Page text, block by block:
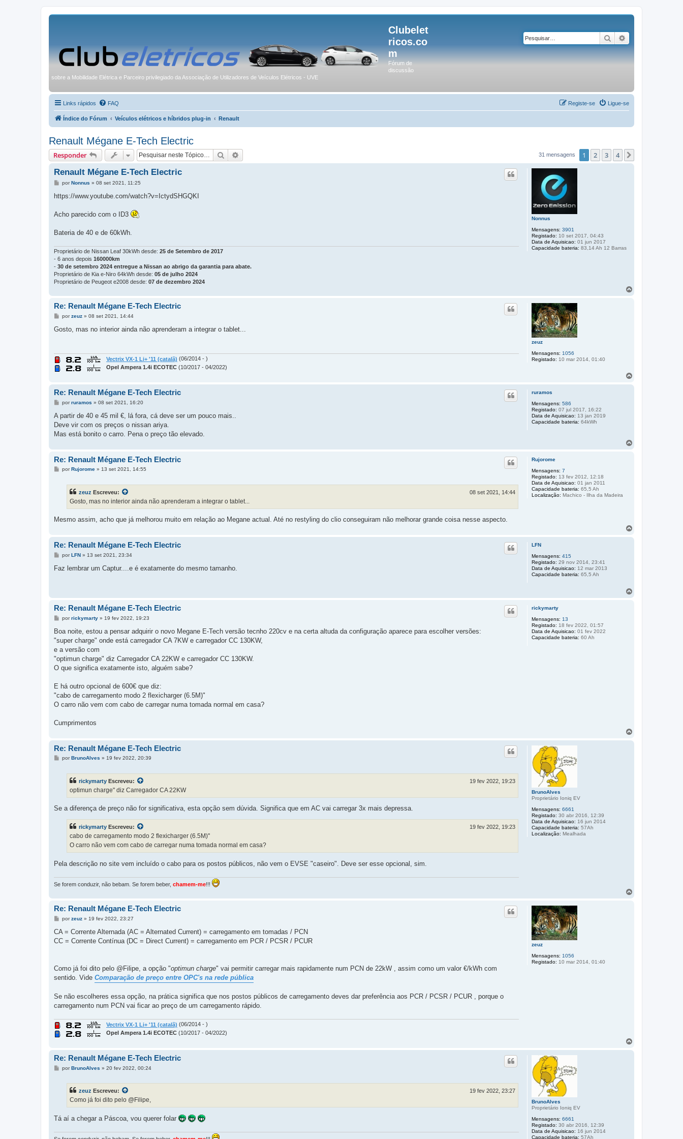
Clubelet
ricos.co
m
Fórum de
discussão
sobre a Mobilidade Elétrica e Parceiro privilegiado da Associação de Utilizadores de Veículos Elétricos - UVE
Pesquisar
Links rápidos FAQ Ligue-se
Registe-se
Índice do Fórum Veículos elétricos e híbridos plug-in Renault
Renault Mégane E-Tech Electric
Responder Pesquisar 31 mensagens 1 2 3 4
Nonnus
Mensagens: 3901
Registado: 10 set 2017, 04:43
Data de Aquisicao: 01 jun 2017
Capacidade bateria: 83,14 Ah 12 Barras
Renault Mégane E-Tech Electric
M
n
s
g
porNonnus » 08 set 2021, 11:25
https://www.youtube.com/watch?v=IctydSHGQKI
Acho parecido com o ID3
Bateria de 40 e de 60kWh.
Proprietário de Nissan Leaf 30kWh desde: 25 de Setembro de 2017
- 6 anos depois 160000km
- 30 de setembro 2024 entregue a Nissan ao abrigo da garantia para abate.
Proprietário de Kia e-Niro 64kWh desde: 05 de julho 2024
Proprietário de Peugeot e2008 desde: 07 de dezembro 2024
zeuz
Mensagens: 1056
Registado: 10 mar 2014, 01:40
Re: Renault Mégane E-Tech Electric
M
n
m
porzeuz» 08 set 2021, 14:44
Gosto, mas no interior ainda não aprenderam a integrar o tablet...
Vectrix VX-1 Li+ '11 (catalã) (06/2014 - )
Opel Ampera 1.4i ECOTEC (10/2017 - 04/2022)
ruramos
Mensagens: 586
Registado: 07 jul 2017, 16:22
Data de Aquisicao: 13 jan 2019
Capacidade bateria: 64kWh
Re: Renault Mégane E-Tech Electric
M
n
s
a
g
porruramos » 08 set 2021, 16:20
A partir de 40 e 45 mil €, lá fora, cá deve ser um pouco mais..
Deve vir com os preços o nissan ariya.
Mas está bonito o carro. Pena o preço tão elevado.
Rujorome
Mensagens: 7
Registado: 13 fev 2012, 12:18
Data de Aquisicao: 01 jan 2011
Capacidade bateria: 65,5 Ah
Localização: Machico - Ilha da Madeira
Re: Renault Mégane E-Tech Electric
Mpor Rujorome» 13 set 2021, 14:55
zeuz Escreveu: 08 set 2021, 14:44
Gosto, mas no interior ainda não aprenderam a integrar o tablet...
Mesmo assim, acho que já melhorou muito em relação ao Megane actual. Até no restyling do clio conseguiram não melhorar grande coisa nesse aspecto.
LFN
Mensagens: 415
Registado: 29 nov 2014, 23:41
Data de Aquisicao: 12 mar 2013
Capacidade bateria: 65,5 Ah
Re: Renault Mégane E-Tech Electric
M
n
m
porLFN» 13 set 2021, 23:34
Faz lembrar um Captur....e é exatamente do mesmo tamanho.
rickymarty
Mensagens: 13
Registado: 18 fev 2022, 01:57
Data de Aquisicao: 01 fev 2022
Capacidade bateria: 60 Ah
Re: Renault Mégane E-Tech Electric
M
n
a
g
m
porrickymarty» 19 fev 2022, 19:23
Boa noite, estou a pensar adquirir o novo Megane E-Tech versão tecnho 220cv e na certa altuda da configuração aparece para escolher versões:
"super charge" onde está carregador CA 7KW e carregador CC 130KW,
e a versão com
"optimun charge" diz Carregador CA 22KW e carregador CC 130KW.
O que significa exatamente isto, alguém sabe?
E há outro opcional de 600€ que diz:
"cabo de carregamento modo 2 flexicharger (6.5M)"
O carro não vem com cabo de carregar numa tomada normal em casa?
Cumprimentos
BrunoAlves
Proprietário Ioniq EV
Mensagens: 6661
Registado: 30 abr 2016, 12:39
Data de Aquisicao: 16 jun 2014
Capacidade bateria: 57Ah
Localização: Mealhada
Re: Renault Mégane E-Tech Electric
MporBrunoAlves » 19 fev 2022, 20:39
rickymarty Escreveu: 19 fev 2022, 19:23
optimun charge" diz Carregador CA 22KW
Se a diferença de preço não for significativa, esta opção sem dúvida. Significa que em AC vai carregar 3x mais depressa.
rickymarty Escreveu: 19 fev 2022, 19:23
cabo de carregamento modo 2 flexicharger (6.5M)"
O carro não vem com cabo de carregar numa tomada normal em casa?
Pela descrição no site vem incluído o cabo para os postos públicos, não vem o EVSE "caseiro". Deve ser esse opcional, sim.
Se forem conduzir, não bebam. Se forem beber, chamem-me!!!
zeuz
Mensagens: 1056
Registado: 10 mar 2014, 01:40
Re: Renault Mégane E-Tech Electric
M
n
a
porzeuz» 19 fev 2022, 23:27
CA = Corrente Alternada (AC = Alternated Current) = carregamento em tomadas / PCN
CC = Corrente Contínua (DC = Direct Current) = carregamento em PCR / PCSR / PCUR
Como já foi dito pelo @Filipe, a opção "optimun charge" vai permitir carregar mais rapidamente num PCN de 22kW , assim como um valor €/kWh com
sentido. Vide Comparação de preço entre OPC's na rede pública
Se não escolheres essa opção, na prática significa que nos postos públicos de carregamento deves dar preferência aos PCR / PCSR / PCUR , porque o
carregamento num PCN vai ficar ao preço de um carregamento rápido.
Vectrix VX-1 Li+ '11 (catalã) (06/2014 - )
Opel Ampera 1.4i ECOTEC (10/2017 - 04/2022)
BrunoAlves
Proprietário Ioniq EV
Mensagens: 6661
Registado: 30 abr 2016, 12:39
Data de Aquisicao: 16 jun 2014
Capacidade bateria: 57Ah
Re: Renault Mégane E-Tech Electric
MporBrunoAlves » 20 fev 2022, 00:24
zeuz Escreveu: 19 fev 2022, 23:27
Como já foi dito pelo @Filipe,
Tá aí a chegar a Páscoa, vou querer folar